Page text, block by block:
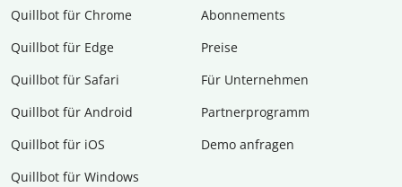
Quillbot für Chrome
Quillbot für Edge
Quillbot für Safari
Quillbot für Android
Quillbot für iOS
Quillbot für Windows
Abon­ne­ments
Preise
Für Unternehmen
Partnerprogramm
Demo anfragen